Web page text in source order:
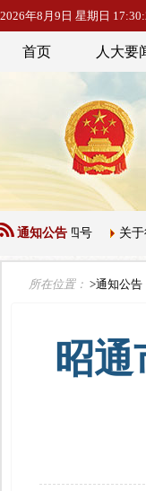
2026年8月9日 星期日
首页 人大要
通知公告
十四号 关于征集下
所在位置： >通知公告
昭通